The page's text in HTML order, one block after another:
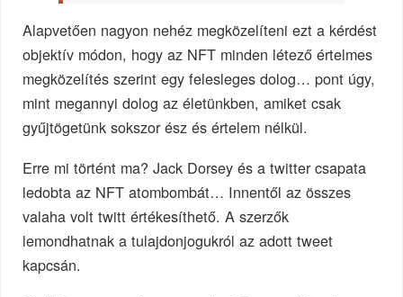
Alapvetően nagyon nehéz megközelíteni ezt a kérdést
objektív módon, hogy az NFT minden létező értelmes
megközelítés szerint egy felesleges dolog… pont úgy,
mint megannyi dolog az életünkben, amiket csak
gyűjtögetünk sokszor ész és értelem nélkül.
Erre mi történt ma? Jack Dorsey és a twitter csapata
ledobta az NFT atombombát… Innentől az összes
valaha volt twitt értékesíthető. A szerzők
lemondhatnak a tulajdonjogukról az adott tweet
kapcsán.